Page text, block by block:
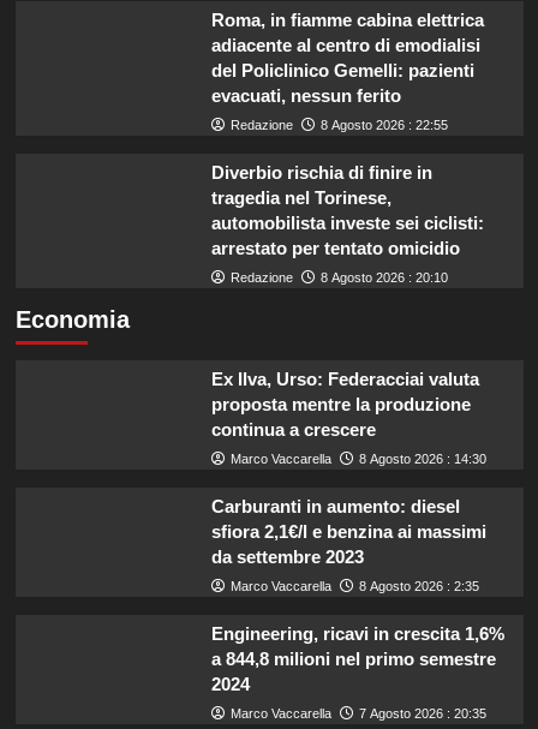
re Carlo?
Roma, in fiamme cabina elettrica
adiacente al centro di emodialisi
del Policlinico Gemelli: pazienti
evacuati, nessun ferito
Redazione 8 Agosto 2026 : 22:55
Diverbio rischia di finire in
tragedia nel Torinese,
automobilista investe sei ciclisti:
arrestato per tentato omicidio
Redazione 8 Agosto 2026 : 20:10
Economia
Ex Ilva, Urso: Federacciai valuta
proposta mentre la produzione
continua a crescere
Marco Vaccarella 8 Agosto 2026 : 14:30
Carburanti in aumento: diesel
sfiora 2,1€/l e benzina ai massimi
da settembre 2023
Marco Vaccarella 8 Agosto 2026 : 2:35
Engineering, ricavi in crescita 1,6%
a 844,8 milioni nel primo semestre
2024
Marco Vaccarella 7 Agosto 2026 : 20:35